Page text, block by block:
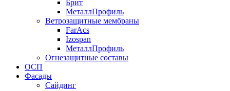
Брит
МеталлПрофиль
Ветрозащитные мембраны
FarAcs
Izospan
МеталлПрофиль
Огнезащитные составы
ОСП
Фасады
Сайдинг